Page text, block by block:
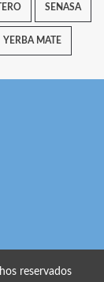
SENASA
YERBA MATE